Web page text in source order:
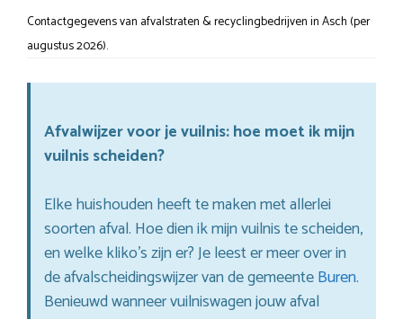
Contactgegevens van afvalstraten & recyclingbedrijven in Asch (per
augustus 2026).
Afvalwijzer voor je vuilnis: hoe moet ik mijn
vuilnis scheiden?
Elke huishouden heeft te maken met allerlei
soorten afval. Hoe dien ik mijn vuilnis te scheiden,
en welke kliko’s zijn er? Je leest er meer over in
de afvalscheidingswijzer van de gemeenteBuren.
Benieuwd wanneer vuilniswagen jouw afval